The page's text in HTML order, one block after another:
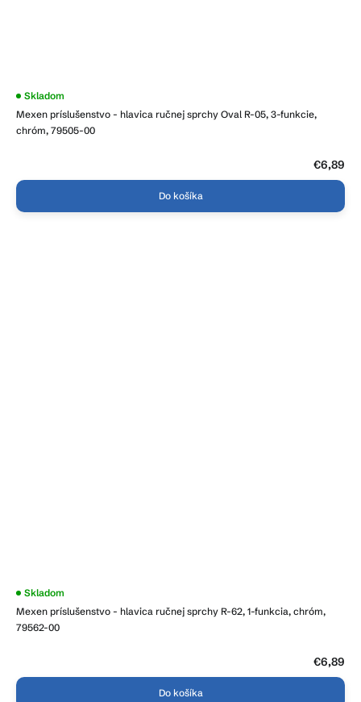
Mexen príslušenstvo - hlavica ručnej sprchy Oval R-05, 3-funkcie,
chróm, 79505-00
Skladom
€6,89
Do košíka
Mexen príslušenstvo - hlavica ručnej sprchy R-62, 1-funkcia, chróm,
79562-00
Skladom
€6,89
Do košíka